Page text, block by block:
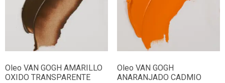
Oleo VAN GOGH AMARILLO
OXIDO TRANSPARENTE
Oleo VAN GOGH
ANARANJADO CADMIO